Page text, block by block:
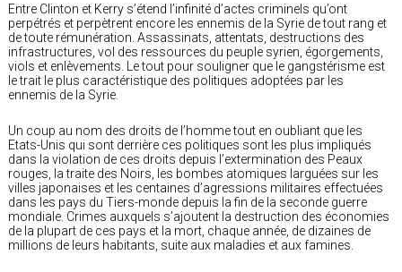
Entre Clinton et Kerry s’étend l’infinité d’actes criminels qu’ont
perpétrés et perpètrent encore les ennemis de la Syrie de tout rang et
de toute rémunération. Assassinats, attentats, destructions des
infrastructures, vol des ressources du peuple syrien, égorgements,
viols et enlèvements. Le tout pour souligner que le gangstérisme est
le trait le plus caractéristique des politiques adoptées par les
ennemis de la Syrie.
Un coup au nom des droits de l’homme tout en oubliant que les
Etats-Unis qui sont derrière ces politiques sont les plus impliqués
dans la violation de ces droits depuis l’extermination des Peaux
rouges, la traite des Noirs, les bombes atomiques larguées sur les
villes japonaises et les centaines d’agressions militaires effectuées
dans les pays du Tiers-monde depuis la fin de la seconde guerre
mondiale. Crimes auxquels s’ajoutent la destruction des économies
de la plupart de ces pays et la mort, chaque année, de dizaines de
millions de leurs habitants, suite aux maladies et aux famines.